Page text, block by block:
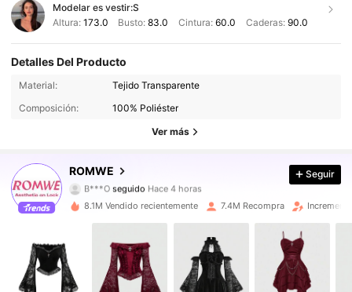
Modelar es vestir:S
Altura: 173.0 Busto:83.0 Cintura: 60.0 Caderas: 90.0
Detalles Del Producto
Material:
Tejido Transparente
Composición:
100% Poliéster
Ver más
ROMWE
4.2M Seguidores
4,91
4.2M Seguidores
4.2M Seguidores
4.2M Seguidores
Seguir
8.1M Vendido recientemente 7.4M Recompra